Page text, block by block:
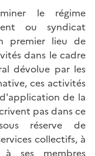
le régime
ou syndicat
premier lieu de
dans le cadre
dévolue par les
ces activités
de la
pas dans ce
réserve de
collectifs, à
à ses membres